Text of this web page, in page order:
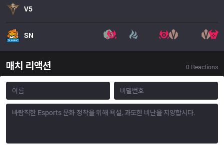
V5
SN
매치 리액션 0 Reactions